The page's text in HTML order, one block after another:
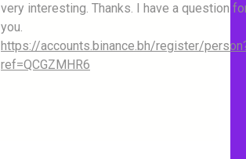
very interesting. Thanks. I have a question
you.
https://accounts.binance.bh/register/
ref=QCGZMHR6